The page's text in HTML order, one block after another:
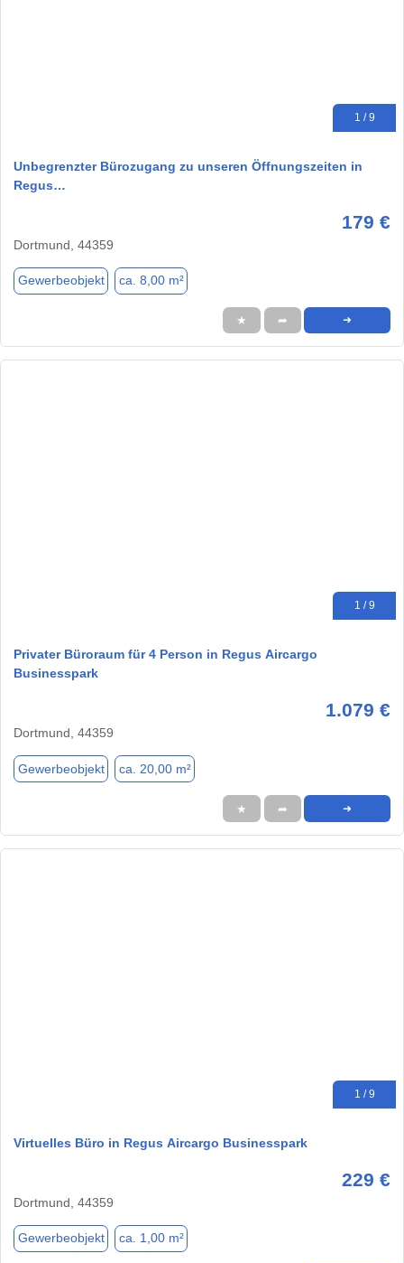
1 / 9
Unbegrenzter Bürozugang zu unseren Öffnungszeiten in
Regus…
179 €
Dortmund, 44359
Gewerbeobjekt ca. 8,00 m²
★ ➦ ➜
1 / 9
Privater Büroraum für 4 Person in Regus Aircargo
Businesspark
1.079 €
Dortmund, 44359
Gewerbeobjekt ca. 20,00 m²
★ ➦ ➜
1 / 9
Virtuelles Büro in Regus Aircargo Businesspark
229 €
Dortmund, 44359
Gewerbeobjekt ca. 1,00 m²